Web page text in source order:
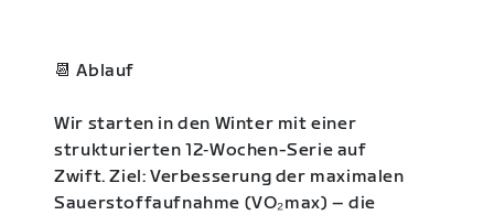
📆 Ablauf
Wir starten in den Winter mit einer
strukturierten 12‑Wochen-Serie auf
Zwift. Ziel: Verbesserung der maximalen
Sauerstoffaufnahme (VO₂max) – die